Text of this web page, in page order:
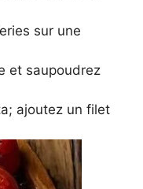
sur une
et saupoudrez
ajoutez un filet